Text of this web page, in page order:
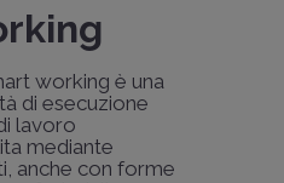
working è una
di esecuzione
lavoro
mediante
anche con forme